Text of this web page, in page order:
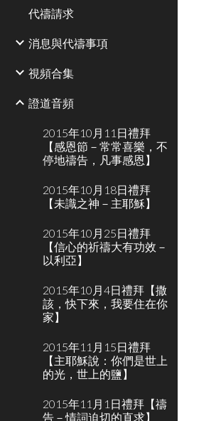
代禱請求
消息與代禱事項
視頻合集
證道音頻
2015年10月11日禮拜
【感恩節－常常喜樂，不
停地禱告，凡事感恩】
2015年10月18日禮拜
【未識之神－主耶穌】
2015年10月25日禮拜
【信心的祈禱大有功效－
以利亞】
2015年10月4日禮拜【撒
該，快下來，我要住在你
家】
2015年11月15日禮拜
【主耶穌說：你們是世上
的光，世上的鹽】
2015年11月1日禮拜【禱
告－情詞迫切的直求】